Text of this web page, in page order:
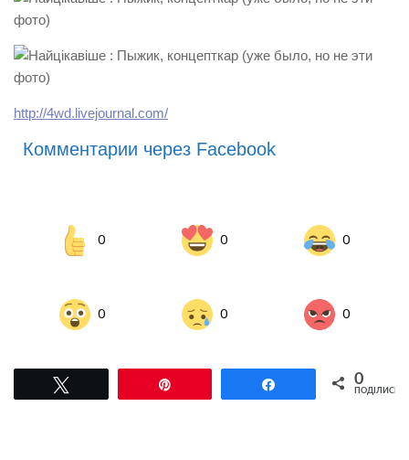
http://4wd.livejournal.com/
Комментарии через Facebook
0 0 0
0 0 0
Поділитися0
ПОДІЛИСЬ